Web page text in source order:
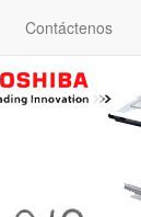
Contáctenos